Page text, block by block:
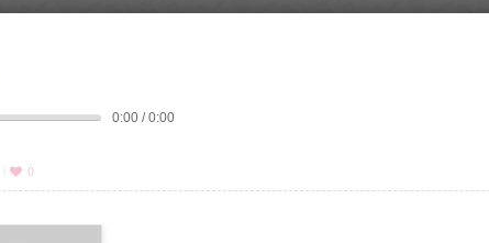
0:00 / 0:00
0